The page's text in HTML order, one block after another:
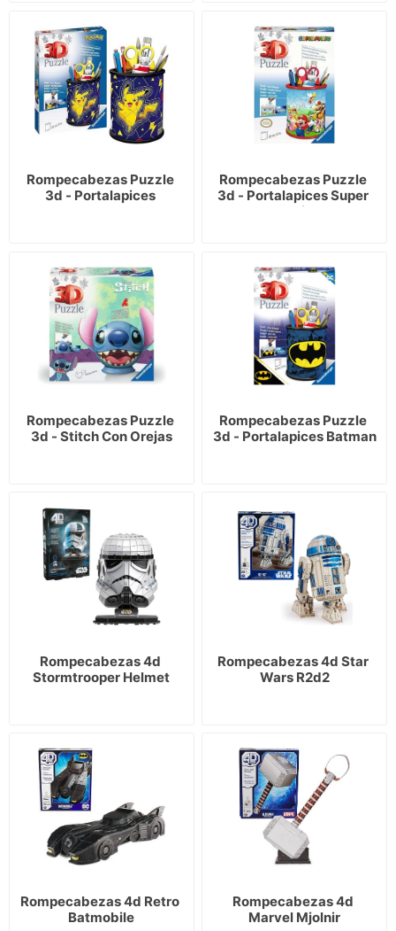
Rompecabezas Puzzle
3d - Portalapices
Rompecabezas Puzzle
3d - Portalapices Super
Mario
Rompecabezas Puzzle
3d - Stitch Con Orejas
Rompecabezas Puzzle
3d - Portalapices Batman
Rompecabezas 4d
Stormtrooper Helmet
Rompecabezas 4d Star
Wars R2d2
Rompecabezas 4d Retro
Batmobile
Rompecabezas 4d
Marvel Mjolnir